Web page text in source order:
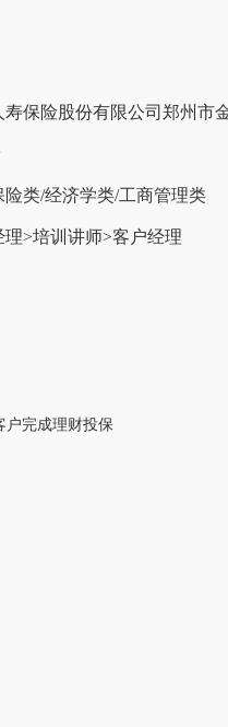
保险股份有限公司郑州市
类/经济学类/工商管理类
>培训讲师>客户经理
户完成理财投保